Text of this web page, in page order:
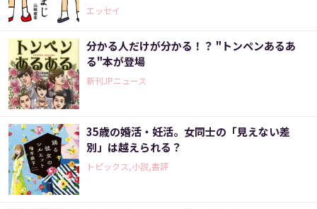
エッセイ
分かる人だけが分かる！？ "トンペンあるあ
る"本が登場
新刊JPニュース
35歳の婚活・妊活。女同士の「見えない差
別」は越えられる？
トピックス,小説,書評